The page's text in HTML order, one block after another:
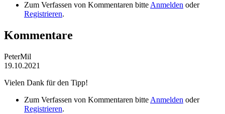
Zum Verfassen von Kommentaren bitte Anmelden oder
Registrieren.
Kommentare
PeterMil
19.10.2021
Vielen Dank für den Tipp!
Zum Verfassen von Kommentaren bitte Anmelden oder
Registrieren.